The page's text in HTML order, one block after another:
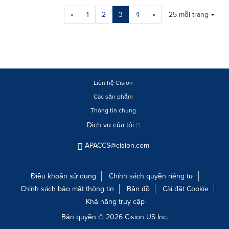
« 1 2 3 4 »
Making
will
will
update
as
option
Items per page:
25 mỗi trang
Liên hệ Cision
Các sản phẩm
Thông tin chung
Dịch vụ của tôi
APACCS@cision.com
Điều khoản sử dụng
Chính sách quyền riêng tư
Chính sách bảo mật thông tin
Bản đồ
Cài đặt Cookie
Khả năng truy cập
Bản quyền © 2026 Cision US Inc.